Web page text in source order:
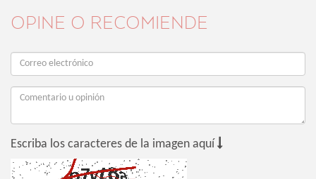
OPINE O RECOMIENDE
Escriba los caracteres de la imagen aquí 